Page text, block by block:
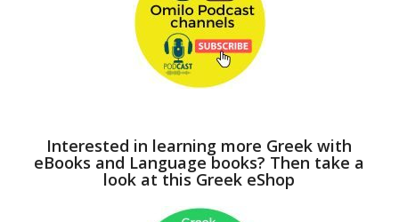
Interested in learning more Greek with
eBooks and Language books? Then take a
look at this Greek eShop